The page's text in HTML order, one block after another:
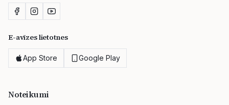
E-avīzes lietotnes
App Store Google Play
Noteikumi